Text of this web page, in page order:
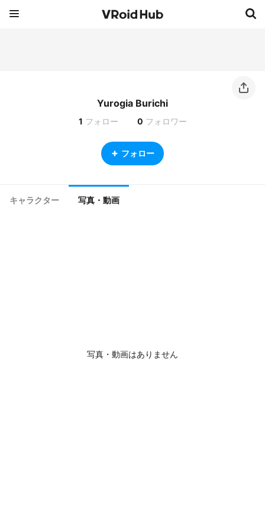
Yurogia Burichi
1 フォロー 0 フォロワー
フォロー
キャラクター 写真・動画
写真・動画はありません